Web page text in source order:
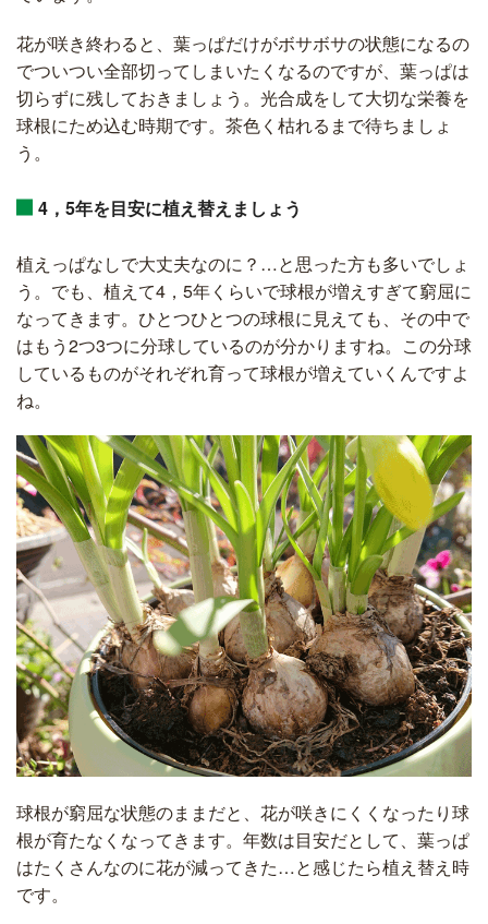
花が咲き終わると、葉っぱだけがボサボサの状態になるの
でついつい全部切ってしまいたくなるのですが、葉っぱは
切らずに残しておきましょう。光合成をして大切な栄養を
球根にため込む時期です。茶色く枯れるまで待ちましょ
う。
4，5年を目安に植え替えましょう
植えっぱなしで大丈夫なのに？…と思った方も多いでしょ
う。でも、植えて4，5年くらいで球根が増えすぎて窮屈に
なってきます。ひとつひとつの球根に見えても、その中で
はもう2つ3つに分球しているのが分かりますね。この分球
しているものがそれぞれ育って球根が増えていくんですよ
ね。
球根が窮屈な状態のままだと、花が咲きにくくなったり球
根が育たなくなってきます。年数は目安だとして、葉っぱ
はたくさんなのに花が減ってきた…と感じたら植え替え時
です。